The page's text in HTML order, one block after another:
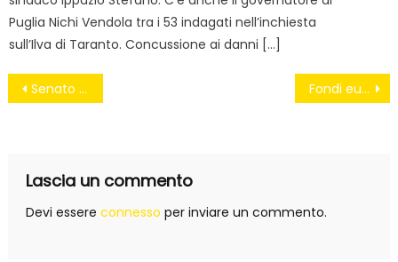
Puglia Nichi Vendola tra i 53 indagati nell’inchiesta
sull’Ilva di Taranto. Concussione ai danni […]
Navigazione
Senato e immunità Fondi europei, il tesoretto di D’Alema: alla sua Fondazione 3 milioni di euro l’anno
Lascia un commento
Devi essere connesso per inviare un commento.